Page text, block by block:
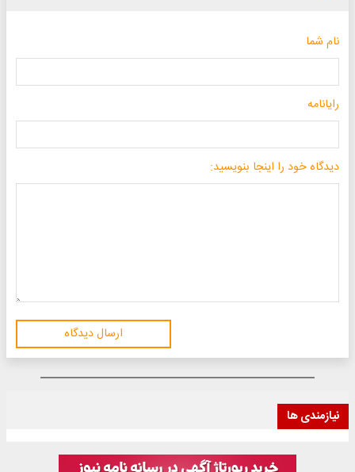
نام شما
رایانامه
دیدگاه خود را اینجا بنویسید:
ارسال دیدگاه
نیازمندی ها